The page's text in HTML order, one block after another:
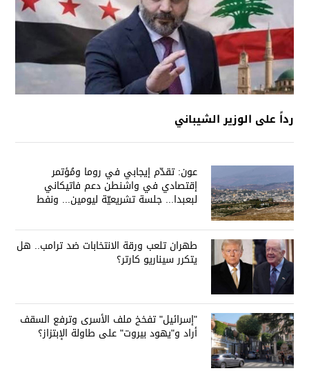
رداً على الوزير الشيباني
عون: تقدّم إيجابي في روما ومُؤتمر
إقتصادي في واشنطن دعم فاتيكاني
لبعبدا... جلسة تشريعيّة ليومين... ونفط
طهران تلعب ورقة الانتخابات ضد ترامب.. هل
يتكرر سيناريو كارتر؟
"إسرائيل" تفخخ ملف الأسرى وترفع السقف
أراد و"يهود بيروت" على طاولة الإبتزاز؟